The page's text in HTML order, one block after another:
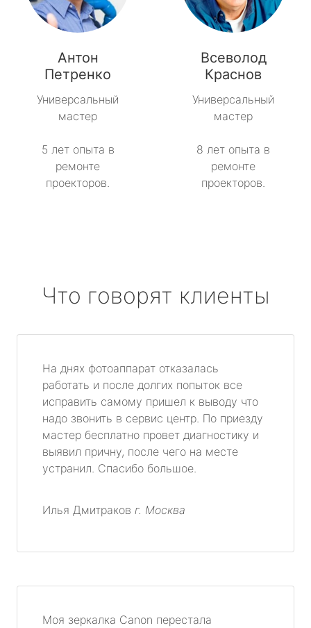
Антон
Петренко
Универсальный
мастер
5 лет опыта в
ремонте
проекторов.
Всеволод
Краснов
Универсальный
мастер
8 лет опыта в
ремонте
проекторов.
Что говорят клиенты
На днях фотоаппарат отказалась
работать и после долгих попыток все
исправить самому пришел к выводу что
надо звонить в сервис центр. По приезду
мастер бесплатно провет диагностику и
выявил причну, после чего на месте
устранил. Спасибо большое.
Илья Дмитраков г. Москва
Моя зеркалка Canon перестала